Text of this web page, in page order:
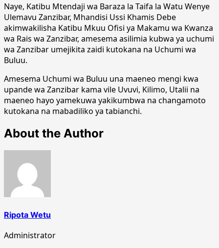
Naye, Katibu Mtendaji wa Baraza la Taifa la Watu Wenye
Ulemavu Zanzibar, Mhandisi Ussi Khamis Debe
akimwakilisha Katibu Mkuu Ofisi ya Makamu wa Kwanza
wa Rais wa Zanzibar, amesema asilimia kubwa ya uchumi
wa Zanzibar umejikita zaidi kutokana na Uchumi wa
Buluu.
Amesema Uchumi wa Buluu una maeneo mengi kwa
upande wa Zanzibar kama vile Uvuvi, Kilimo, Utalii na
maeneo hayo yamekuwa yakikumbwa na changamoto
kutokana na mabadiliko ya tabianchi.
About the Author
Ripota Wetu
Administrator